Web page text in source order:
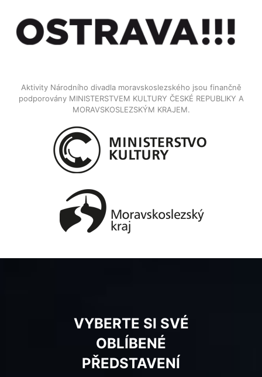
Aktivity Národního divadla moravskoslezského jsou finančně
podporovány MINISTERSTVEM KULTURY ČESKÉ REPUBLIKY A
MORAVSKOSLEZSKÝM KRAJEM.
VYBERTE SI SVÉ
OBLÍBENÉ
PŘEDSTAVENÍ